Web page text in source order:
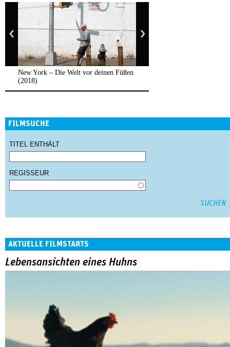
New York – Die Welt vor deinen Füßen
(2018)
FILMSUCHE
TITEL ENTHÄLT
REGISSEUR
AKTUELLE FILMSTARTS
Lebensansichten eines Huhns